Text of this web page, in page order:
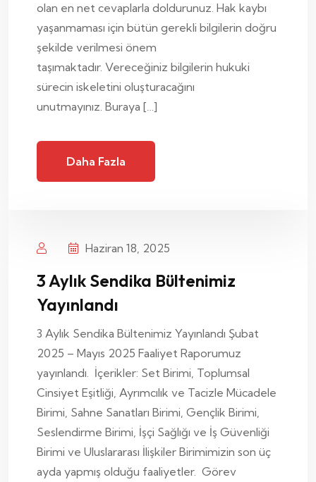
olan en net cevaplarla doldurunuz. Hak kaybı
yaşanmaması için bütün gerekli bilgilerin doğru
şekilde verilmesi önem
taşımaktadır. Vereceğiniz bilgilerin hukuki
sürecin iskeletini oluşturacağını
unutmayınız. Buraya […]
Daha Fazla
Haziran 18, 2025
3 Aylık Sendika Bültenimiz
Yayınlandı
3 Aylık Sendika Bültenimiz Yayınlandı Şubat
2025 – Mayıs 2025 Faaliyet Raporumuz
yayınlandı. İçerikler: Set Birimi, Toplumsal
Cinsiyet Eşitliği, Ayrımcılık ve Tacizle Mücadele
Birimi, Sahne Sanatları Birimi, Gençlik Birimi,
Seslendirme Birimi, İşçi Sağlığı ve İş Güvenliği
Birimi ve Uluslararası İlişkiler Birimimizin son üç
ayda yapmış olduğu faaliyetler. Görev